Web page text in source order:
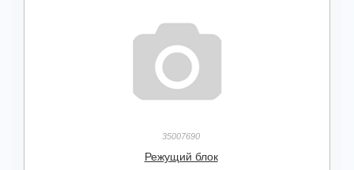
35007690
Режущий блок